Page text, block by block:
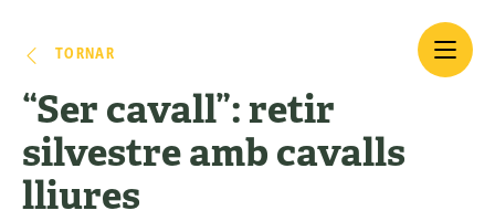
TORNAR
“Ser cavall”: retir
silvestre amb cavalls
lliures